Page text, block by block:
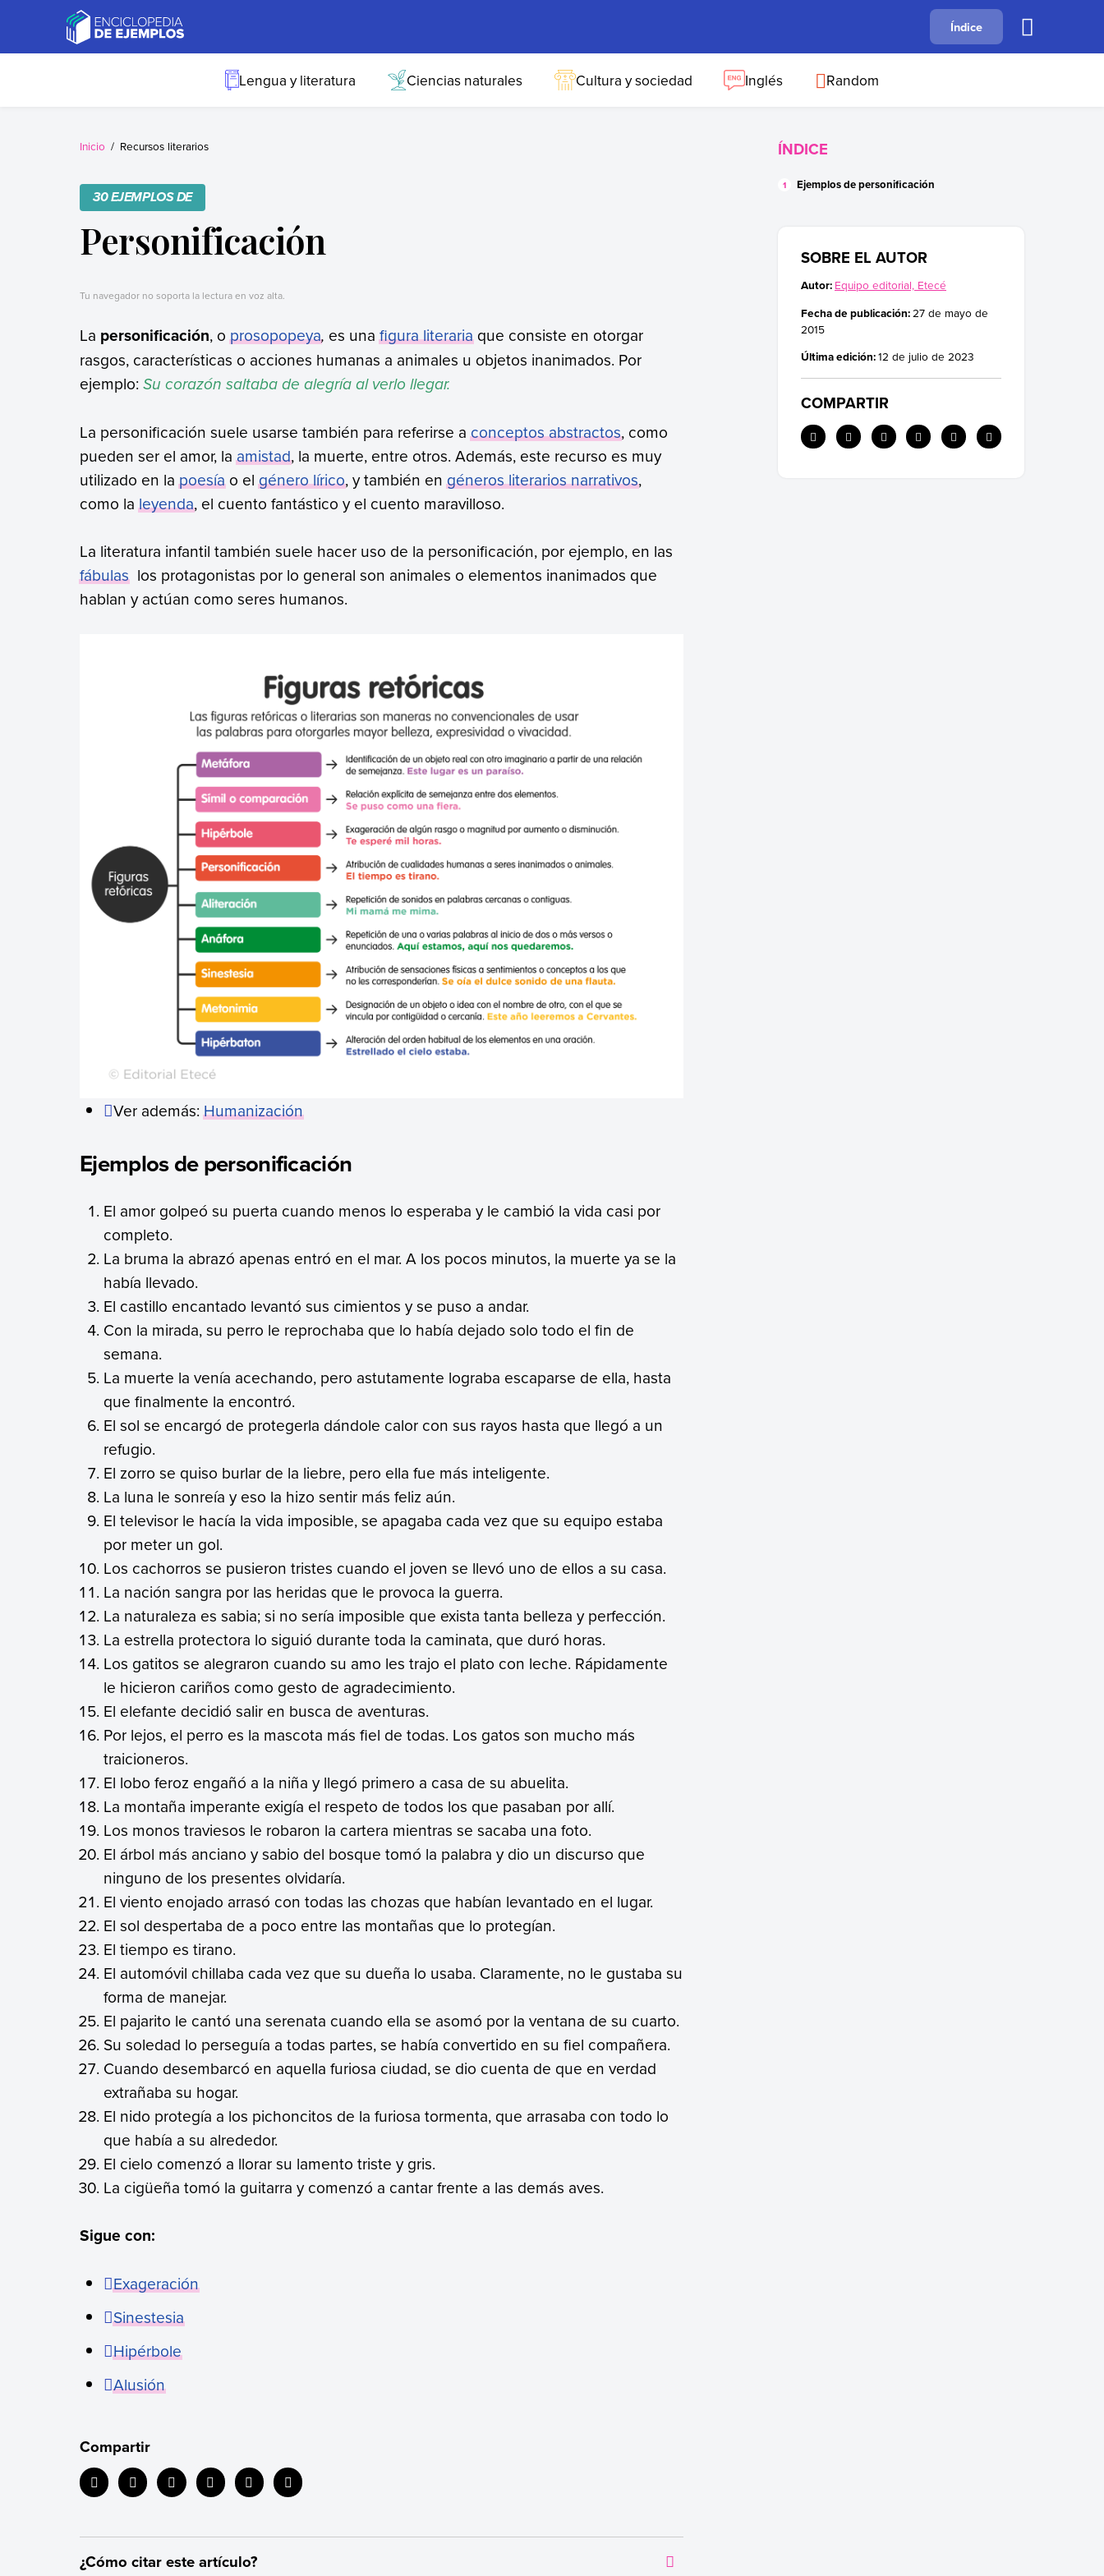
Ejemplos
Necesitas ejemplos.
B C F
Índice
Lengua y literatura Ciencias naturales Cultura y sociedad Inglés Random
Inicio Recursos literarios
30 EJEMPLOS DE
Personificación
Tu navegador no soporta la lectura en voz alta.
La personificación, oprosopopeya, es unafigura literariaque consiste en otorgar
rasgos, características o acciones humanas a animales u objetos inanimados. Por
ejemplo: Su corazón saltaba de alegría al verlo llegar.
La personificación suele usarse también para referirse aconceptos abstractos, como
pueden ser el amor, laamistad, la muerte, entre otros. Además, este recurso es muy
utilizado en lapoesíao elgénero lírico, y también engéneros literarios narrativos,
como laleyenda, el cuento fantástico y el cuento maravilloso.
La literatura infantil también suele hacer uso de la personificación, por ejemplo, en las
fábulaslos protagonistas por lo general son animales o elementos inanimados que
hablan y actúan como seres humanos.
Ver además:Humanización
Ejemplos de personificación
El amor golpeó su puerta cuando menos lo esperaba y le cambió la vida casi por
completo.
La bruma la abrazó apenas entró en el mar. A los pocos minutos, la muerte ya se la
había llevado.
El castillo encantado levantó sus cimientos y se puso a andar.
Con la mirada, su perro le reprochaba que lo había dejado solo todo el fin de
semana.
La muerte la venía acechando, pero astutamente lograba escaparse de ella, hasta
que finalmente la encontró.
El sol se encargó de protegerla dándole calor con sus rayos hasta que llegó a un
refugio.
El zorro se quiso burlar de la liebre, pero ella fue más inteligente.
La luna le sonreía y eso la hizo sentir más feliz aún.
El televisor le hacía la vida imposible, se apagaba cada vez que su equipo estaba
por meter un gol.
Los cachorros se pusieron tristes cuando el joven se llevó uno de ellos a su casa.
La nación sangra por las heridas que le provoca la guerra.
La naturaleza es sabia; si no sería imposible que exista tanta belleza y perfección.
La estrella protectora lo siguió durante toda la caminata, que duró horas.
Los gatitos se alegraron cuando su amo les trajo el plato con leche. Rápidamente
le hicieron cariños como gesto de agradecimiento.
El elefante decidió salir en busca de aventuras.
Por lejos, el perro es la mascota más fiel de todas. Los gatos son mucho más
traicioneros.
El lobo feroz engañó a la niña y llegó primero a casa de su abuelita.
La montaña imperante exigía el respeto de todos los que pasaban por allí.
Los monos traviesos le robaron la cartera mientras se sacaba una foto.
El árbol más anciano y sabio del bosque tomó la palabra y dio un discurso que
ninguno de los presentes olvidaría.
El viento enojado arrasó con todas las chozas que habían levantado en el lugar.
El sol despertaba de a poco entre las montañas que lo protegían.
El tiempo es tirano.
El automóvil chillaba cada vez que su dueña lo usaba. Claramente, no le gustaba su
forma de manejar.
El pajarito le cantó una serenata cuando ella se asomó por la ventana de su cuarto.
Su soledad lo perseguía a todas partes, se había convertido en su fiel compañera.
Cuando desembarcó en aquella furiosa ciudad, se dio cuenta de que en verdad
extrañaba su hogar.
El nido protegía a los pichoncitos de la furiosa tormenta, que arrasaba con todo lo
que había a su alrededor.
El cielo comenzó a llorar su lamento triste y gris.
La cigüeña tomó la guitarra y comenzó a cantar frente a las demás aves.
Sigue con:
Exageración
Sinestesia
Hipérbole
Alusión
Compartir
¿Cómo citar este artículo?
ÍNDICE
Ejemplos de personificación
SOBRE EL AUTOR
Autor: Equipo editorial, Etecé
Fecha de publicación: 27 de mayo de
2015
Última edición:12 de julio de 2023
COMPARTIR